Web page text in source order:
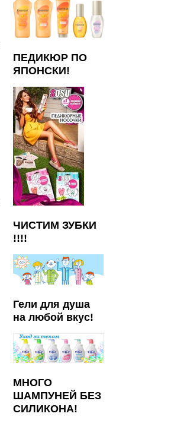
ПЕДИКЮР ПО
ЯПОНСКИ!
ЧИСТИМ ЗУБКИ
!!!!
Гели для душа
на любой вкус!
МНОГО
ШАМПУНЕЙ БЕЗ
СИЛИКОНА!